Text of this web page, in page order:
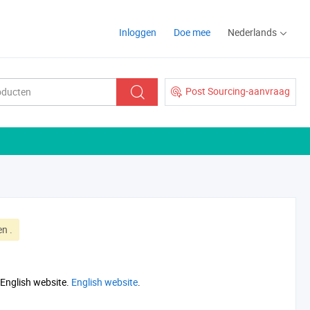
Inloggen Doe mee Nederlands
Post Sourcing-aanvraag
.
website. English website.